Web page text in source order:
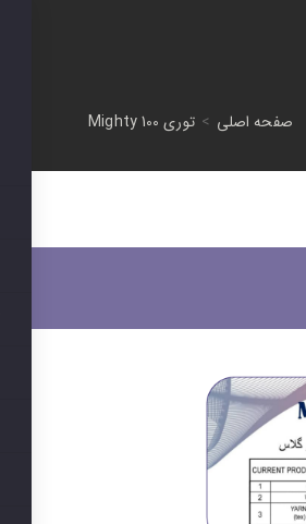
صفحه اصلی > توری Mighty 100